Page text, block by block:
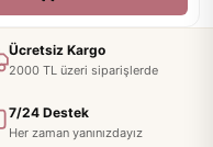
Ücretsiz Kargo
2000 TL üzeri siparişlerde
7/24 Destek
Her zaman yanınızdayız